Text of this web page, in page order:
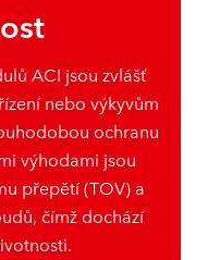
ACI jsou zvlášť
nebo výkyvům
ochranu
výhodami jsou
přepětí (TOV) a
čímž dochází